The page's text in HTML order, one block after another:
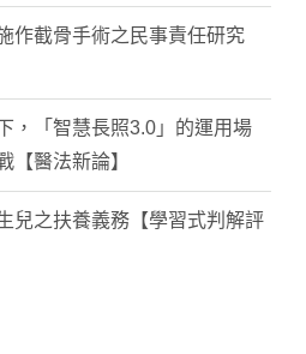
作截骨手術之民事責任研究
，「智慧長照3.0」的運用場
【醫法新論】
兒之扶養義務【學習式判解評